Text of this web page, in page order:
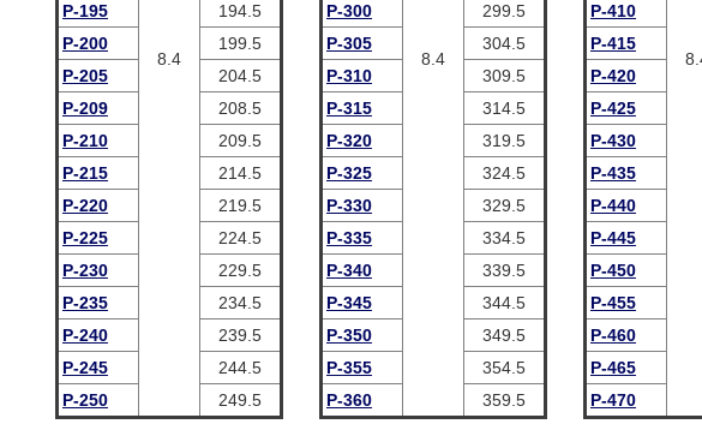
8.4
P-195
194.5
P-200
199.5
P-205
204.5
P-209
208.5
P-210
209.5
P-215
214.5
P-220
219.5
P-225
224.5
P-230
229.5
P-235
234.5
P-240
239.5
P-245
244.5
P-250
249.5
8.4
P-300
299.5
P-305
304.5
P-310
309.5
P-315
314.5
P-320
319.5
P-325
324.5
P-330
329.5
P-335
334.5
P-340
339.5
P-345
344.5
P-350
349.5
P-355
354.5
P-360
359.5
P-410
P-415
P-420
P-425
P-430
P-435
P-440
P-445
P-450
P-455
P-460
P-465
P-470